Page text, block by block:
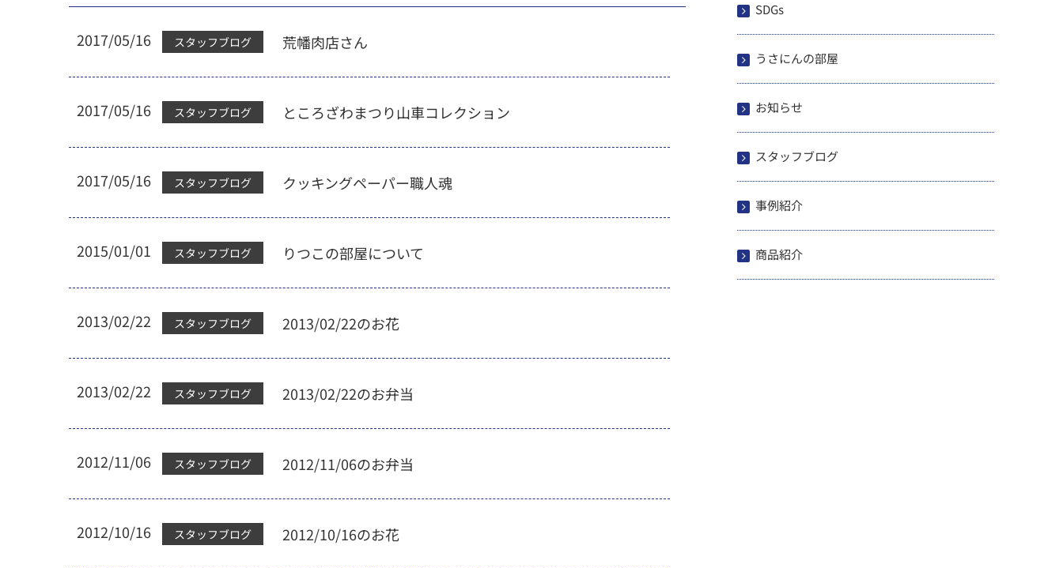
2017/05/16 スタッフブログ 荒幡肉店さん
2017/05/16 スタッフブログ ところざわまつり山車コレクション
2017/05/16 スタッフブログ クッキングペーパー職人魂
2015/01/01 スタッフブログ りつこの部屋について
2013/02/22 スタッフブログ 2013/02/22のお花
2013/02/22 スタッフブログ 2013/02/22のお弁当
2012/11/06 スタッフブログ 2012/11/06のお弁当
2012/10/16 スタッフブログ 2012/10/16のお花
SDGs
うさにんの部屋
お知らせ
スタッフブログ
事例紹介
商品紹介